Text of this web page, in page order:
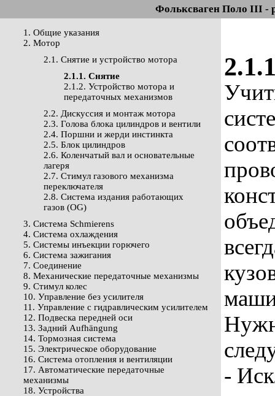
Фольксваген Поло III -
1. Общие указания
2. Мотор
2.1. Снятие и устройство мотора
2.1.1. Снятие
2.1.2. Устройство мотора и
передаточных механизмов
2.2. Дискуссия и монтаж мотора
2.3. Голова блока цилиндров и вентили
2.4. Поршни и жерди инстинкта
2.5. Блок цилиндров
2.6. Коленчатый вал и основательные
лагеря
2.7. Стимул газового механизма
переключателя
2.8. Система издания работающих
газов (OG)
3. Система Schmierens
4. Система охлаждения
5. Системы инъекции горючего
6. Система зажигания
7. Соединение
8. Механические передаточные механизмы
9. Стимул колес
10. Управление без усилителя
11. Управление с гидравлическим усилителем
12. Подвеска передней оси
13. Задний Aufhängung
14. Тормозная система
15. Электрическое оборудование
16. Система отопления и вентиляции
17. Автоматические передаточные
механизмы
18. Устройства
-